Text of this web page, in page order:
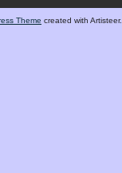
Theme created with Artisteer.